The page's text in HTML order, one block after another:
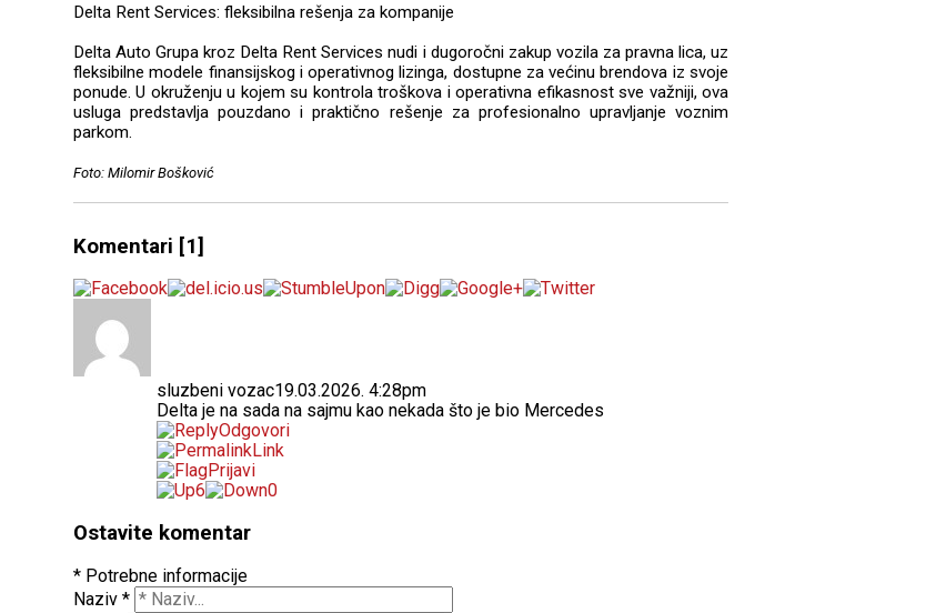
Delta Rent Services: fleksibilna rešenja za kompanije
Delta Auto Grupa kroz Delta Rent Services nudi i dugoročni zakup vozila za pravna lica, uz
fleksibilne modele finansijskog i operativnog lizinga, dostupne za većinu brendova iz svoje
ponude. U okruženju u kojem su kontrola troškova i operativna efikasnost sve važniji, ova
usluga predstavlja pouzdano i praktično rešenje za profesionalno upravljanje voznim
parkom.
Foto: Milomir Bošković
Komentari [1]
sluzbeni vozac19.03.2026. 4:28pm
Delta je na sada na sajmu kao nekada što je bio Mercedes
Odgovori
Link
Prijavi
6
0
Ostavite komentar
* Potrebne informacije
Naziv *